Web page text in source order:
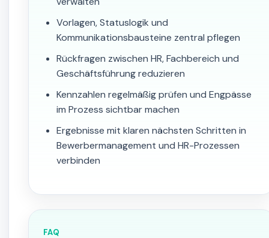
Vorlagen, Statuslogik und
Kommunikationsbausteine zentral pflegen
Rückfragen zwischen HR, Fachbereich und
Geschäftsführung reduzieren
Kennzahlen regelmäßig prüfen und Engpässe
im Prozess sichtbar machen
Ergebnisse mit klaren nächsten Schritten in
Bewerbermanagement und HR-Prozessen
verbinden
FAQ